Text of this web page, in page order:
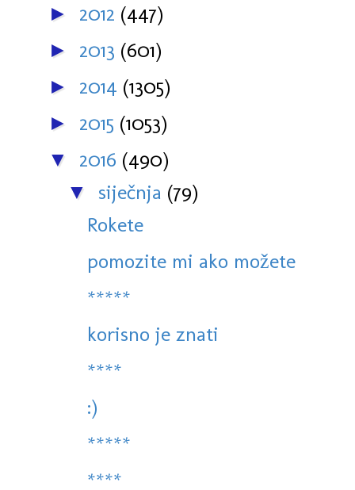
► 2012 (447)
► 2013 (601)
► 2014 (1305)
► 2015 (1053)
▼ 2016 (490)
▼ siječnja (79)
Rokete
pomozite mi ako možete
*****
korisno je znati
****
:)
*****
****